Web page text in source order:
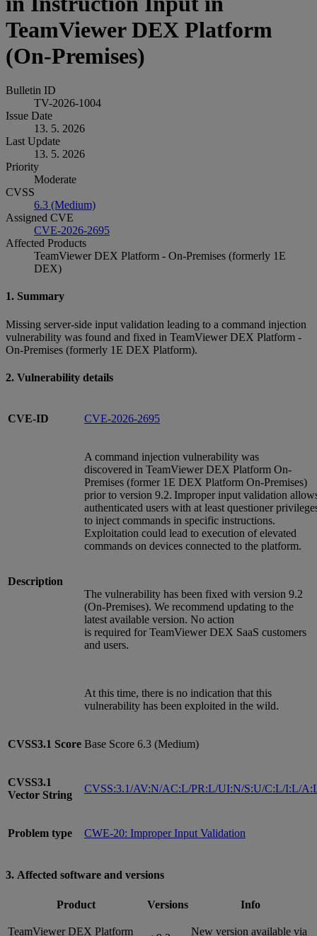
TeamViewer DEX Platform
(On-Premises)
Bulletin ID
TV-2026-1004
Issue Date
13. 5. 2026
Last Update
13. 5. 2026
Priority
Moderate
CVSS
6.3 (Medium)
Assigned CVE
CVE-2026-2695
Affected Products
TeamViewer DEX Platform - On-Premises (formerly 1E
DEX)
1. Summary
Missing server-side input validation leading to a command injection
vulnerability was found and fixed in TeamViewer DEX Platform -
On-Premises (formerly 1E DEX Platform).
2. Vulnerability details
CVE-ID CVE-2026-2695
Description
A command injection vulnerability was
discovered in TeamViewer DEX Platform On-
Premises (former 1E DEX Platform On-Premises)
prior to version 9.2. Improper input validation
authenticated users with at least questioner
to inject commands in specific instructions.
Exploitation could lead to execution of elevated
commands on devices connected to the platform.
The vulnerability has been fixed with version 9.2
(On-Premises). We recommend updating to the
latest available version. No action
is required for TeamViewer DEX SaaS customers
and users.
At this time, there is no indication that this
vulnerability has been exploited in the wild.
CVSS3.1 Score Base Score 6.3 (Medium)
CVSS3.1
Vector String
CVSS:3.1/AV:N/AC:L/PR:L/UI:N/S:U/C:L/I:L/
Problem type CWE-20: Improper Input Validation
3. Affected software and versions
Product Versions Info
TeamViewer DEX Platform
New version available via